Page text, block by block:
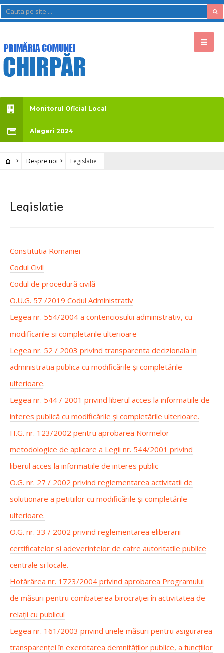
Monitorul Oficial Local
Alegeri 2024
Despre noi Legislatie
Legislatie
Constitutia Romaniei
Codul Civil
Codul de procedură civilă
O.U.G. 57 /2019 Codul Administrativ
Legea nr. 554/2004 a contenciosului administrativ, cu
modificarile si completarile ulterioare
Legea nr. 52 / 2003 privind transparenta decizionala in
administratia publica cu modificările și completările
ulterioare.
Legea nr. 544 / 2001 privind liberul acces la informatiile de
interes publică cu modificările și completările ulterioare.
H.G. nr. 123/2002 pentru aprobarea Normelor
metodologice de aplicare a Legii nr. 544/2001 privind
liberul acces la informatiile de interes public
O.G. nr. 27 / 2002 privind reglementarea activitatii de
solutionare a petitiilor cu modificările și completările
ulterioare.
O.G. nr. 33 / 2002 privind reglementarea eliberarii
certificatelor si adeverintelor de catre autoritatile publice
centrale si locale.
Hotărârea nr. 1723/2004 privind aprobarea Programului
de măsuri pentru combaterea birocrației în activitatea de
relații cu publicul
Legea nr. 161/2003 privind unele măsuri pentru asigurarea
transparenței în exercitarea demnităților publice, a funcțiilor